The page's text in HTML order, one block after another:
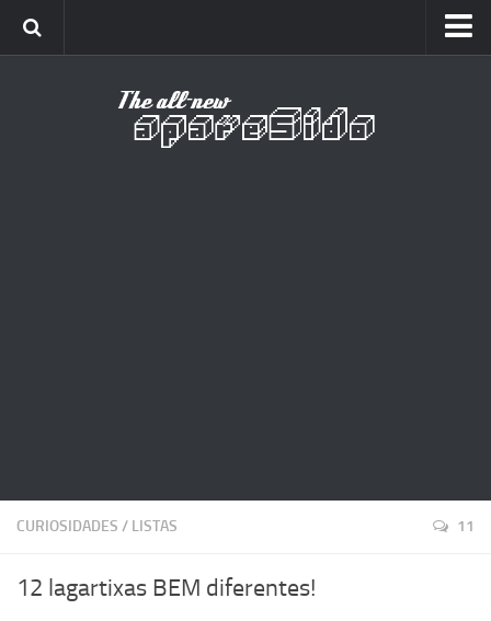
CURIOSIDADES / LISTAS 11
12 lagartixas BEM diferentes!